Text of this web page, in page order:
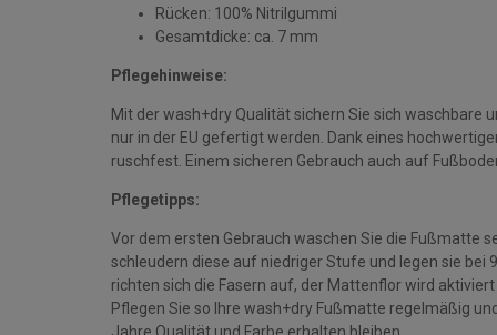
Rücken: 100% Nitrilgummi
Gesamtdicke: ca. 7 mm
Pflegehinweise:
Mit der wash+dry Qualität sichern Sie sich waschbare
nur in der EU gefertigt werden. Dank eines
ruschfest. Einem sicheren Gebrauch auch auf
Pflegetipps:
Vor dem ersten Gebrauch waschen Sie die Fußmatte
schleudern diese auf niedriger Stufe und legen sie bei
richten sich die Fasern auf, der Mattenflor wird
Pflegen Sie so Ihre wash+dry Fußmatte regelmäßig